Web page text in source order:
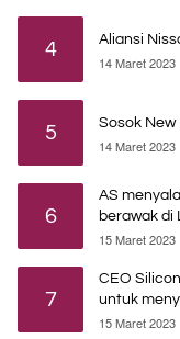
4 Aliansi
14 Maret 2023
5 Sosok New
14 Maret 2023
6
AS
berawak di
15 Maret 2023
7
CEO
untuk
15 Maret 2023